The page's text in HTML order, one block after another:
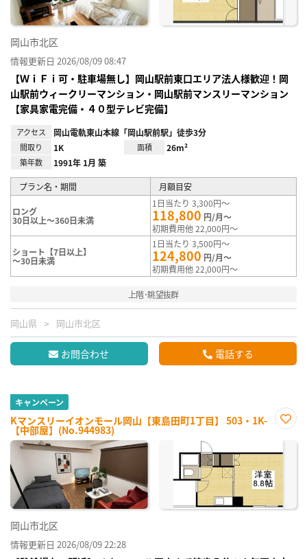
岡山市北区
情報更新日 2026/08/09 08:47
【ＷｉＦｉ可・駐車場無し】岡山駅前東口エリア法人様歓迎！岡
山駅前ウィークリーマンション・岡山駅前マンスリーマンション
【家具家電完備・４０型テレビ完備】
アクセス 岡山電軌東山本線「岡山駅前駅」徒歩3分
間取り 1K 面積 26m²
築年数 1991年 1月 築
プラン名・期間 月額目安
ロング
30日以上～360日未満
1日当たり 3,300円～
118,800 円/月～
初期費用他 22,000円～
ショート【7日以上】
～30日未満
1日当たり 3,500円～
124,800 円/月～
初期費用他 22,000円～
上階･眺望抜群
岡山県 岡山市北区
お問合わせ 電話する
キャンペーン
Kマンスリーイオンモール岡山【東島田町1丁目】 503・1K-
【中部屋】(No.944983)
に入
り登
岡山市北区
情報更新日 2026/08/09 22:28